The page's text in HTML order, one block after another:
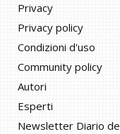
Privacy
Privacy policy
Condizioni d'uso
Community policy
Autori
Esperti
Newsletter Diario